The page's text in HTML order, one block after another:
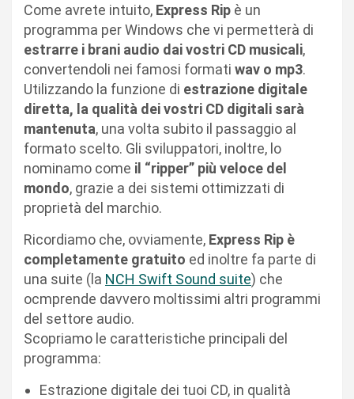
Come avrete intuito, Express Rip è un
programma per Windows che vi permetterà di
estrarre i brani audio dai vostri CD musicali,
convertendoli nei famosi formati wav o mp3.
Utilizzando la funzione di estrazione digitale
diretta, la qualità dei vostri CD digitali sarà
mantenuta, una volta subito il passaggio al
formato scelto. Gli sviluppatori, inoltre, lo
nominamo come il “ripper” più veloce del
mondo, grazie a dei sistemi ottimizzati di
proprietà del marchio.
Ricordiamo che, ovviamente, Express Rip è
completamente gratuito ed inoltre fa parte di
una suite (la NCH Swift Sound suite) che
ocmprende davvero moltissimi altri programmi
del settore audio.
Scopriamo le caratteristiche principali del
programma:
Estrazione digitale dei tuoi CD, in qualità